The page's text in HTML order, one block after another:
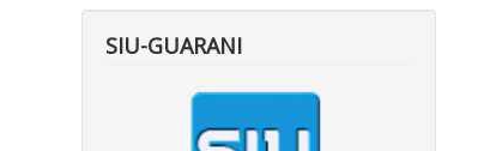
SIU-GUARANI